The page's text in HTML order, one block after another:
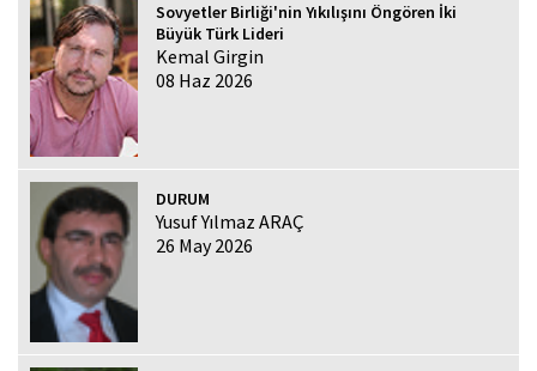
Sovyetler Birliği'nin Yıkılışını Öngören İki
Büyük Türk Lideri
Kemal Girgin
08 Haz 2026
DURUM
Yusuf Yılmaz ARAÇ
26 May 2026